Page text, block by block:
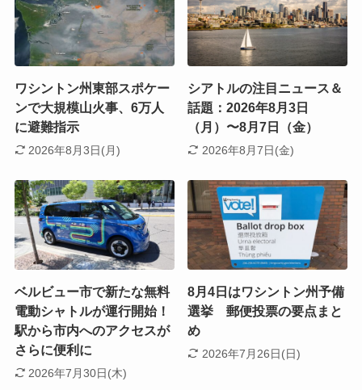
ワシントン州東部スポケー
ンで大規模山火事、6万人
に避難指示
2026年8月3日(月)
シアトルの注目ニュース＆
話題：2026年8月3日
（月）〜8月7日（金）
2026年8月7日(金)
ベルビュー市で新たな無料
電動シャトルが運行開始！
駅から市内へのアクセスが
さらに便利に
2026年7月30日(木)
8月4日はワシントン州予備
選挙 郵便投票の要点まと
め
2026年7月26日(日)